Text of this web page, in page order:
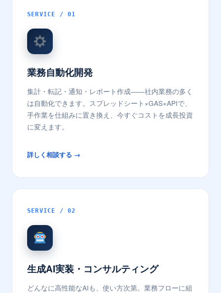
SERVICE / 01
業務自動化開発
集計・転記・通知・レポート作成——社内業務の多く
は自動化できます。スプレッドシート×GAS×APIで、
手作業を仕組みに置き換え、今すぐコストを成長投資
に変えます。
詳しく相談する →
SERVICE / 02
生成AI実装・コンサルティング
どんなに高性能なAIも、使い方次第。業務フローに組